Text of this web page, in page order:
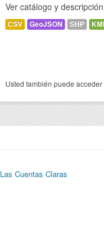
Ver catálogo y
CSV GeoJSON SHP
Usted también puede
Las Cuentas Claras